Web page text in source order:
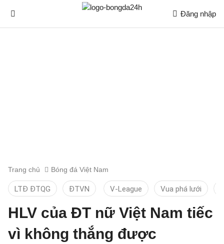
Đăng nhập
Trang chủ Bóng đá Việt Nam
LTĐ ĐTQG ĐTVN V-League Vua phá lưới
HLV của ĐT nữ Việt Nam tiếc
vì không thắng được